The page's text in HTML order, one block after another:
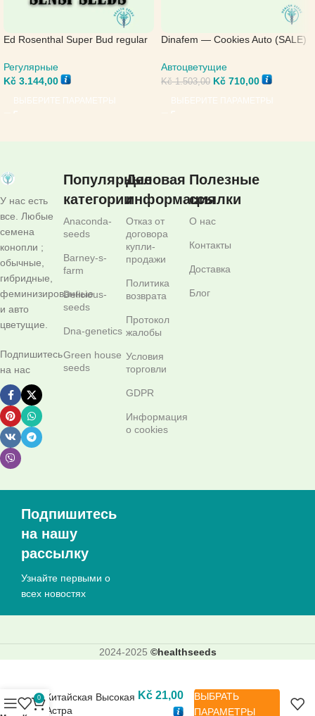
Ed Rosenthal Super Bud regular
Регулярные
Kč 3.144,00
Dinafem — Cookies Auto (SALE)
Автоцветущие
Kč1.503,00 Kč 710,00
ВЫБЕРИТЕ ПАРАМЕТРЫ
У нас есть
все. Любые
семена
конопли ;
обычные,
гибридные,
феминизированные
и авто
цветущие.
Подпишитесь
на нас
Популярные
категории
Anaconda-
seeds
Barney-s-
farm
Delicious-
seeds
Dna-genetics
Green house
seeds
Деловая
информация
Отказ от
договора
купли-
продажи
Политика
возврата
Протокол
жалобы
Условия
торговли
GDPR
Информация
о cookies
Полезные
ссылки
О нас
Контакты
Доставка
Блог
Подпишитесь
на нашу
рассылку
Узнайте первыми о
всех новостях
2024-2025 ©healthseeds
Китайская Высокая
Астра
Kč21,00
ВЫБРАТЬ
ПАРАМЕТРЫ
0